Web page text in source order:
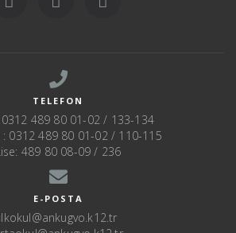
TELEFON
489 80 01-02 / 133-134
0312 489 80 01-02 / 110-115
489 80 08-09 / 236
E-POSTA
ilkokul@ankugvo.k12.tr